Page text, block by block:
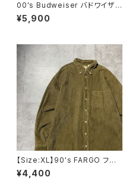
00's Budweiser バドワイザ
ー GILDANボディ プリン
ト 企業系 グレー Tシャツ
¥5,900
【Size:XL】90's FARGO ファ
ーゴ コーデュロイ生地 胸ポ
ケット ブラウン ボタンダウン
¥4,400